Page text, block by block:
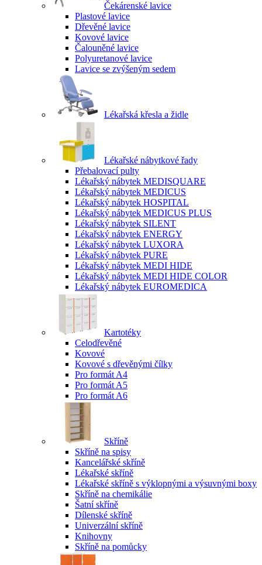
Čekárenské lavice
Plastové lavice
Dřevěné lavice
Kovové lavice
Čalouněné lavice
Polyuretanové lavice
Lavice se zvýšeným sedem
Lékařská křesla a židle
Lékařské nábytkové řady
Přebalovací pulty
Lékařský nábytek MEDISQUARE
Lékařský nábytek MEDICUS
Lékařský nábytek HOSPITAL
Lékařský nábytek MEDICUS PLUS
Lékařský nábytek SILENT
Lékařský nábytek ENERGY
Lékařský nábytek LUXORA
Lékařský nábytek PURE
Lékařský nábytek MEDI HIDE
Lékařský nábytek MEDI HIDE COLOR
Lékařský nábytek EUROMEDICA
Kartotéky
Celodřevěné
Kovové
Kovové s dřevěnými čílky
Pro formát A4
Pro formát A5
Pro formát A6
Skříně
Skříně na spisy
Kancelářské skříně
Lékařské skříně
Lékařské skříně s výklopnými a výsuvnými boxy
Skříně na chemikálie
Šatní skříně
Dílenské skříně
Univerzální skříně
Knihovny
Skříně na pomůcky